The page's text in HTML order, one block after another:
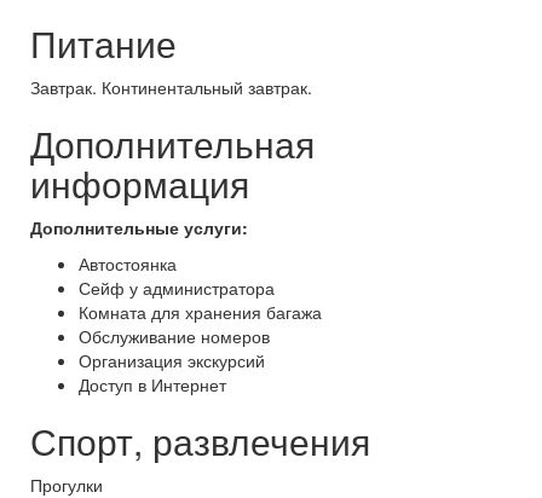
Питание
Завтрак. Континентальный завтрак.
Дополнительная
информация
Дополнительные услуги:
Автостоянка
Сейф у администратора
Комната для хранения багажа
Обслуживание номеров
Организация экскурсий
Доступ в Интернет
Спорт, развлечения
Прогулки